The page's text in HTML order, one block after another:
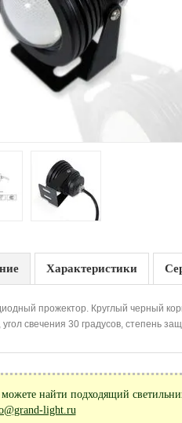
Характеристики
прожектор. Круглый черный
угол свечения 30 градусов, степень
найти подходящий
light.ru